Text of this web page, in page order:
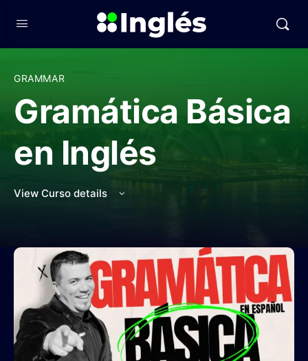
GRAMMAR
Gramática Básica
en Inglés
View Curso details